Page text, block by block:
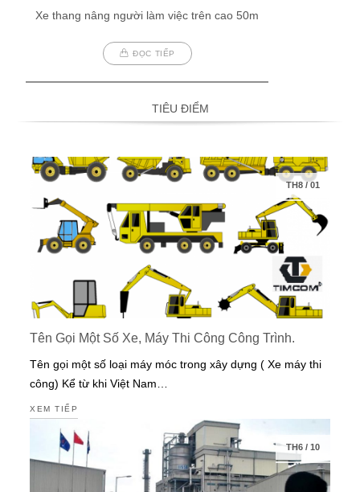
Xe thang nâng người làm việc trên cao 50m
ĐỌC TIẾP
TIÊU ĐIỂM
TH8/01
Tên Gọi Một Số Xe, Máy Thi Công Công Trình.
Tên gọi một số loại máy móc trong xây dựng ( Xe máy thi
công) Kể từ khi Việt Nam…
XEM TIẾP
TH6/ 10